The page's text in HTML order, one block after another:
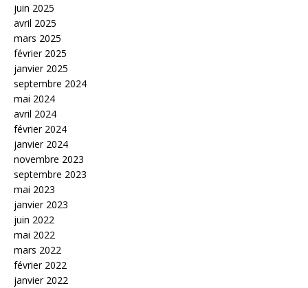
juin 2025
avril 2025
mars 2025
février 2025
janvier 2025
septembre 2024
mai 2024
avril 2024
février 2024
janvier 2024
novembre 2023
septembre 2023
mai 2023
janvier 2023
juin 2022
mai 2022
mars 2022
février 2022
janvier 2022